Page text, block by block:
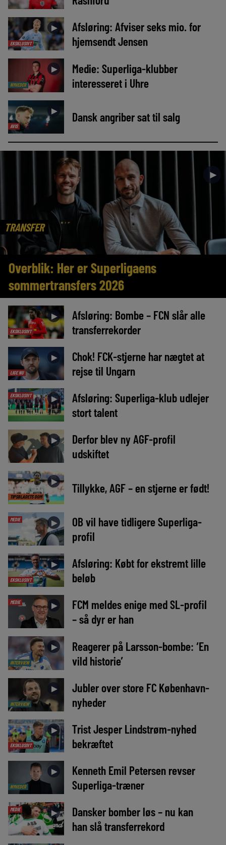
EKSKLUSIVT
►
Afsløring: Afviser seks mio. for
hjemsendt Jensen
NYHEDER
►
Medie: Superliga-klubber
interesseret i Uhre
AVIS
► Dansk angriber sat til salg
TRANSFER
►
Overblik: Her er Superligaens
sommertransfers 2026
EKSKLUSIVT
►
Afsløring: Bombe – FCN slår alle
transferrekorder
LIGE NU
►
Chok! FCK-stjerne har nægtet at
rejse til Ungarn
EKSKLUSIVT ►
Afsløring: Superliga-klub udlejer
stort talent
►
Derfor blev ny AGF-profil
udskiftet
TIPSBLADETS DOM
► Tillykke, AGF – en stjerne er født!
MEDIE ►
OB vil have tidligere Superliga-
profil
EKSKLUSIVT
►
Afsløring: Købt for ekstremt lille
beløb
MEDIE ►
FCM meldes enige med SL-profil
– så dyr er han
INTERVIEW
►
Reagerer på Larsson-bombe: ‘En
vild historie’
INTERVIEW
►
Jubler over store FC København-
nyheder
EKSKLUSIVT
►
Trist Jesper Lindstrøm-nyhed
bekræftet
NYHEDER
►
Kenneth Emil Petersen revser
Superliga-træner
MEDIE ►
Dansker bomber løs – nu kan
han slå transferrekord